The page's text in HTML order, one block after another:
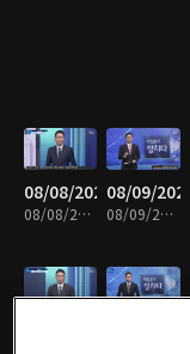
08/08/2023
08/08/2023 • 1시간 26분
08/09/
08/09/2023 • 1시간 25분